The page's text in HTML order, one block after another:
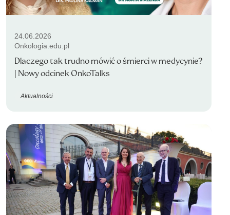
24.06.2026
Onkologia.edu.pl
Dlaczego tak trudno mówić o śmierci w medycynie?
| Nowy odcinek OnkoTalks
Aktualności